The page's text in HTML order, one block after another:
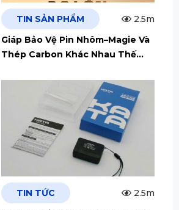
TIN SẢN PHẨM
2.5m
Giáp Bảo Vệ Pin Nhôm–Magie Và
Thép Carbon Khác Nhau Thế
TIN TỨC
2.5m